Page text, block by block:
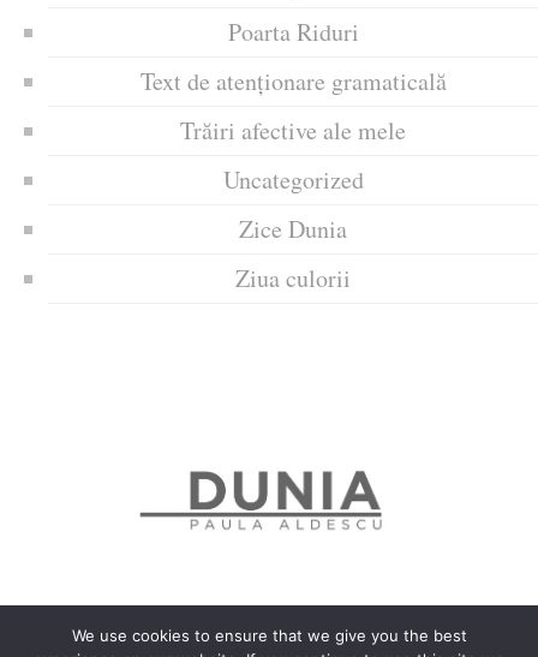
Poarta Riduri
Text de atenționare gramaticală
Trăiri afective ale mele
Uncategorized
Zice Dunia
Ziua culorii
We use cookies to ensure that we give you the best